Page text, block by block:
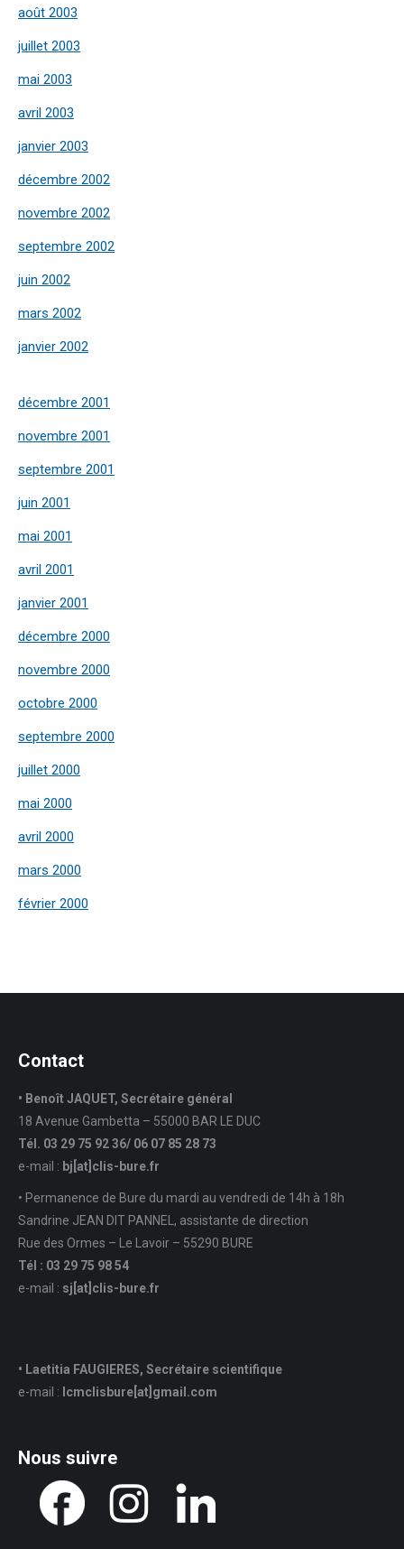
août 2003
juillet 2003
mai 2003
avril 2003
janvier 2003
décembre 2002
novembre 2002
septembre 2002
juin 2002
mars 2002
janvier 2002
décembre 2001
novembre 2001
septembre 2001
juin 2001
mai 2001
avril 2001
janvier 2001
décembre 2000
novembre 2000
octobre 2000
septembre 2000
juillet 2000
mai 2000
avril 2000
mars 2000
février 2000
Contact
• Benoît JAQUET, Secrétaire général
18 Avenue Gambetta – 55000 BAR LE DUC
Tél. 03 29 75 92 36/ 06 07 85 28 73
e-mail : bj[at]clis-bure.fr
• Permanence de Bure du mardi au vendredi de 14h à 18h
Sandrine JEAN DIT PANNEL, assistante de direction
Rue des Ormes – Le Lavoir – 55290 BURE
Tél : 03 29 75 98 54
e-mail : sj [at] clis-bure.fr
• Laetitia FAUGIERES, Secrétaire scientifique
e-mail : lcmclisbure[at]gmail.com
Nous suivre